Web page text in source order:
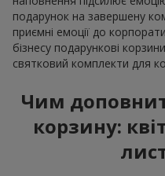
подарунок на завершену
приємні емоції до
бізнесу подарункові
святковий комплекти для
Чим
корзину: